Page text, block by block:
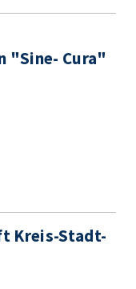
"Sine- Cura"
Kreis-Stadt-